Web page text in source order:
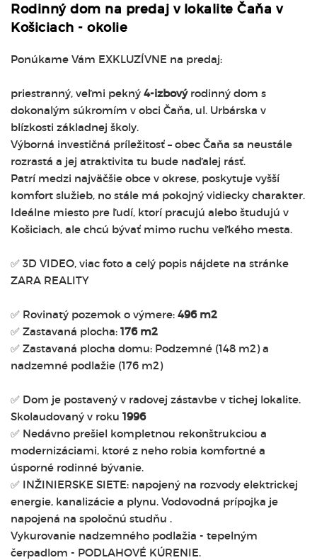
Rodinný dom na predaj v lokalite Čaňa v
Košiciach - okolie
Ponúkame Vám EXKLUZÍVNE na predaj:
priestranný, veľmi pekný 4-izbovýrodinný dom s
dokonalým súkromím v obci Čaňa, ul. Urbárska v
blízkosti základnej školy.
Výborná investičná príležitosť – obec Čaňa sa neustále
rozrastá a jej atraktivita tu bude naďalej rásť.
Patrí medzi najväčšie obce v okrese, poskytuje vyšší
komfort služieb, no stále má pokojný vidiecky charakter.
Ideálne miesto pre ľudí, ktorí pracujú alebo študujú v
Košiciach, ale chcú bývať mimo ruchu veľkého mesta.
✅ 3D VIDEO, viac foto a celý popis nájdete na stránke
ZARA REALITY
✅ Rovinatý pozemok o výmere: 496 m2
✅ Zastavaná plocha: 176 m2
✅ Zastavaná plocha domu: Podzemné (148 m2) a
nadzemné podlažie (176 m2)
✅ Dom je postavený v radovej zástavbe v tichej lokalite.
Skolaudovaný v roku 1996
✅ Nedávno prešiel kompletnou rekonštrukciou a
modernizáciami, ktoré z neho robia komfortné a
úsporné rodinné bývanie.
✅ INŽINIERSKE SIETE: napojený na rozvody elektrickej
energie, kanalizácie a plynu. Vodovodná prípojka je
napojená na spoločnú studňu .
Vykurovanie nadzemného podlažia - tepelným
čerpadlom - PODLAHOVÉ KÚRENIE.